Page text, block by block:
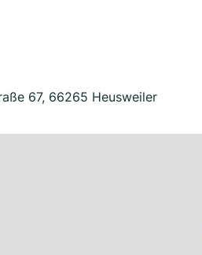
67, 66265 Heusweiler